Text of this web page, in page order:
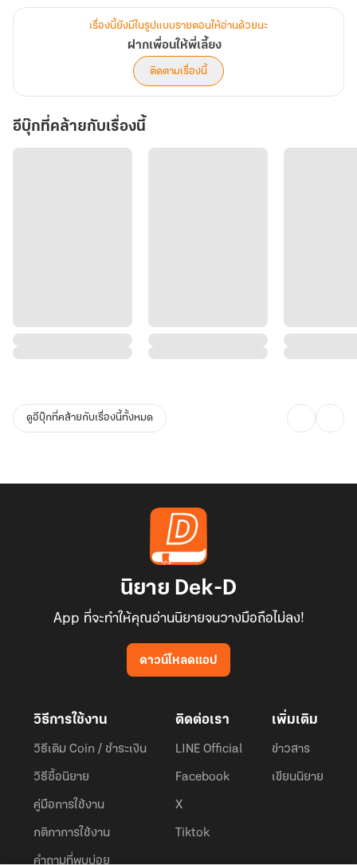
เรื่องนี้ยังมีในรูปแบบรายตอนให้อ่านด้วยนะ
ฝากเพื่อนให้พี่เลี้ยง
ติดตามเรื่องนี้
อีบุ๊กที่คล้ายกับเรื่องนี้
ดูอีบุ๊กที่คล้ายกับเรื่องนี้ทั้งหมด
นิยาย Dek-D
App ที่จะทำให้คุณอ่านนิยายจนวางมือถือไม่ลง!
ดาวน์โหลดแอป
วิธีการใช้งาน
วิธีเติม Coin / ชำระเงิน
วิธีซื้อนิยาย
คู่มือการใช้งาน
กติกาการใช้งาน
คำถามที่พบบ่อย
ติดต่อเรา
LINE Official
Facebook
X
Tiktok
เพิ่มเติม
ข่าวสาร
เขียนนิยาย